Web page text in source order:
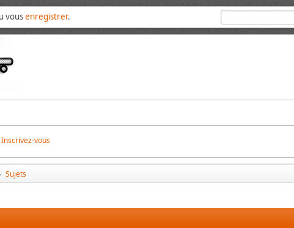
vousenregistrer.
Inscrivez-vous
Sujets